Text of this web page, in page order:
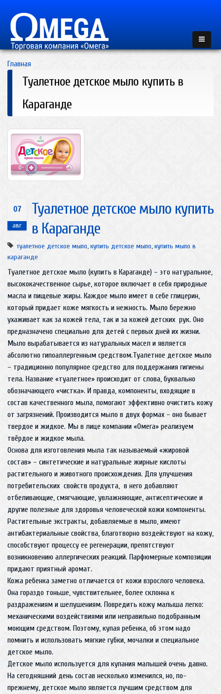
Главная
Туалетное детское мыло купить в
Караганде
07
авг
Туалетное детское мыло купить
в Караганде
туалетное детское мыло,купить детское мыло,купить мыло в
караганде
Туалетное детское мыло (купить в Караганде) – это натуральное,
высококачественное сырье, которое включает в себя природные
масла и пищевые жиры. Каждое мыло имеет в себе глицерин,
который придает коже мягкость и нежность. Мыло бережно
ухаживает как за кожей тела, так и за кожей детских рук. Оно
предназначено специально для детей с первых дней их жизни.
Мыло вырабатывается из натуральных масел и является
абсолютно гипоаллергенным средством.Туалетное детское мыло
– традиционно популярное средство для поддержания гигиены
тела. Название «туалетное» происходит от слова, буквально
обозначающего «чистка». И правда, компоненты, входящие в
состав качественного мыла, помогают эффективно очистить кожу
от загрязнений. Производится мыло в двух формах – оно бывает
твердое и жидкое. Мы в лице компании «Омега» реализуем
твёрдое и жидкое мыла.
Основа для изготовления мыла так называемый «жировой
состав» – синтетические и натуральные жирные кислоты
растительного и животного происхождения. Для улучшения
потребительских свойств продукта, в него добавляют
отбеливающие, смягчающие, увлажняющие, антисептические и
другие полезные для здоровья человеческой кожи компоненты.
Растительные экстракты, добавляемые в мыло, имеют
антибактериальные свойства, благотворно воздействуют на кожу,
способствуют процессу ее регенерации, препятствуют
возникновению аллергических реакций. Парфюмерные композиции
придают приятный аромат.
Кожа ребенка заметно отличается от кожи взрослого человека.
Она гораздо тоньше, чувствительнее, более склонна к
раздражениям и шелушениям. Повредить кожу малыша легко:
механическими воздействиями или неправильно подобранным
моющим средством. Поэтому, купая ребенка, об этом надо
помнить и использовать мягкие губки, мочалки и специальное
детское мыло.
Детское мыло используется для купания малышей очень давно.
На сегодняшний день состав несколько изменился, но, по-
прежнему, детское мыло является лучшим средством для